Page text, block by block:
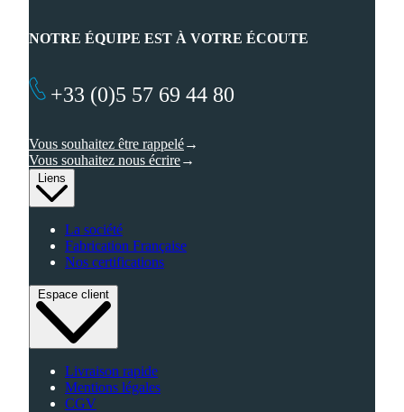
Liens
La société
Fabrication Française
Nos certifications
Espace client
Livraison rapide
Mentions légales
CGV
NOTRE ÉQUIPE EST À VOTRE ÉCOUTE
+33 (0)5 57 69 44 80
Vous souhaitez être rappelé
Vous souhaitez nous écrire